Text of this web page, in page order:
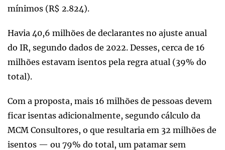
mínimos (R$ 2.824).
Havia 40,6 milhões de declarantes no ajuste anual
do IR, segundo dados de 2022. Desses, cerca de 16
milhões estavam isentos pela regra atual (39% do
total).
Com a proposta, mais 16 milhões de pessoas devem
ficar isentas adicionalmente, segundo cálculo da
MCM Consultores, o que resultaria em 32 milhões de
isentos — ou 79% do total, um patamar sem